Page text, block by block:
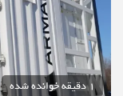
1 دقیقه خوانده شده